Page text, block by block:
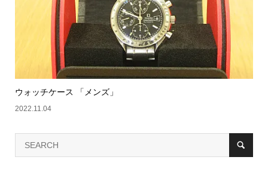
ウォッチケース 「メンズ」
2022.11.04